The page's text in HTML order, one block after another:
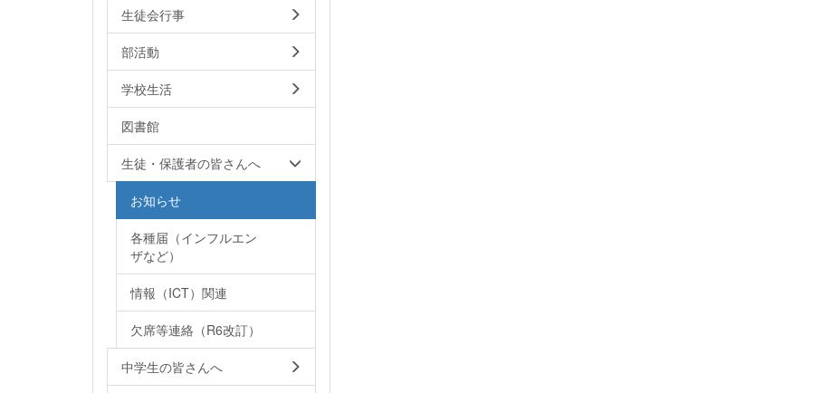
生徒会行事
部活動
学校生活
図書館
生徒・保護者の皆さんへ
お知らせ
各種届（インフルエン
ザなど）
情報（ICT）関連
欠席等連絡（R6改訂）
中学生の皆さんへ